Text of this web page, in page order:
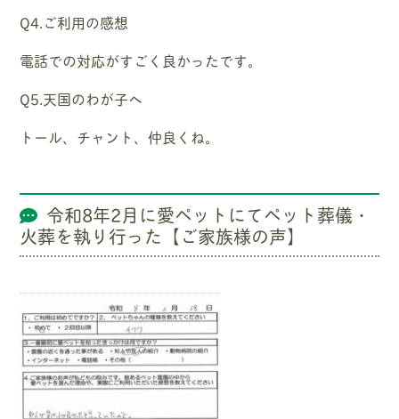
Q4.ご利用の感想
電話での対応がすごく良かったです。
Q5.天国のわが子へ
トール、チャント、仲良くね。
令和8年2月に愛ペットにてペット葬儀・
火葬を執り行った【ご家族様の声】